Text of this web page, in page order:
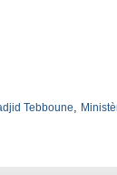
Tebboune,